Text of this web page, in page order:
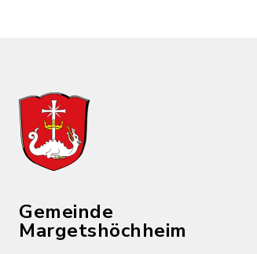
Gemeinde
Margetshöchheim